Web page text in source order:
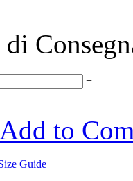
di
+
Add to
Guide